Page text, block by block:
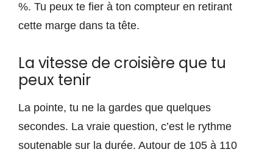
%. Tu peux te fier à ton compteur en retirant
cette marge dans ta tête.
La vitesse de croisière que tu
peux tenir
La pointe, tu ne la gardes que quelques
secondes. La vraie question, c’est le rythme
soutenable sur la durée. Autour de 105 à 110